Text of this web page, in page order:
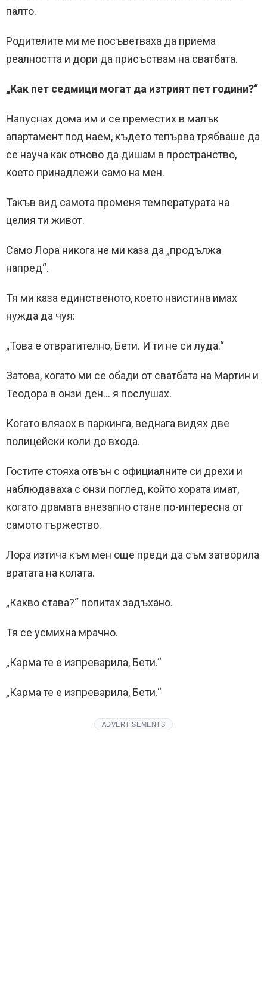
палто.
Родителите ми ме посъветваха да приема
реалността и дори да присъствам на сватбата.
„Как пет седмици могат да изтрият пет години?“
Напуснах дома им и се преместих в малък
апартамент под наем, където тепърва трябваше да
се науча как отново да дишам в пространство,
което принадлежи само на мен.
Такъв вид самота променя температурата на
целия ти живот.
Само Лора никога не ми каза да „продължа
напред“.
Тя ми каза единственото, което наистина имах
нужда да чуя:
„Това е отвратително, Бети. И ти не си луда.“
Затова, когато ми се обади от сватбата на Мартин и
Теодора в онзи ден… я послушах.
Когато влязох в паркинга, веднага видях две
полицейски коли до входа.
Гостите стояха отвън с официалните си дрехи и
наблюдаваха с онзи поглед, който хората имат,
когато драмата внезапно стане по-интересна от
самото тържество.
Лора изтича към мен още преди да съм затворила
вратата на колата.
„Какво става?“ попитах задъхано.
Тя се усмихна мрачно.
„Карма те е изпреварила, Бети.“
„Карма те е изпреварила, Бети.“
ADVERTISEMENTS